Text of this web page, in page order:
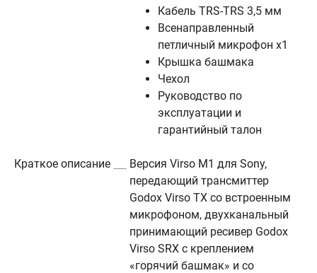
Кабель TRS-TRS 3,5 мм
Всенаправленный
петличный микрофон х1
Крышка башмака
Чехол
Руководство по
эксплуатации и
гарантийный талон
Краткое описание
Версия Virso M1 для Sony,
передающий трансмиттер
Godox Virso TX со встроенным
микрофоном, двухканальный
принимающий ресивер Godox
Virso SRX с креплением
«горячий башмак» и со